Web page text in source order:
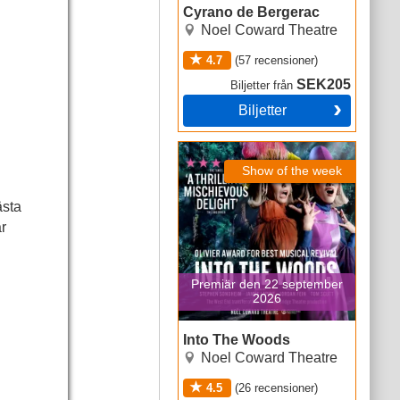
Cyrano de Bergerac
Noel Coward Theatre
4.7 (57 recensioner)
BiljetterfrånSEK205
Biljetter
Show of the week
Premiär den 22 september
2026
Into The Woods
Noel Coward Theatre
4.5 (26 recensioner)
Into The Woods